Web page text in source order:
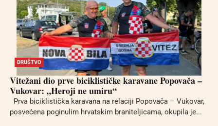
DRUŠTVO
Vitežani dio prve biciklističke karavane Popovača –
Vukovar: „Heroji ne umiru“
Prva biciklistička karavana na relaciji Popovača – Vukovar,
posvećena poginulim hrvatskim braniteljicama, okupila je...